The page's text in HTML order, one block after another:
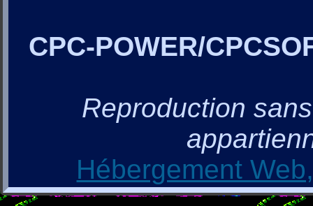
CPC-POWER/
Reproduction
Hébergement